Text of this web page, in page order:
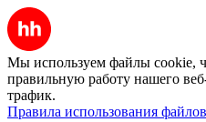
Мы используем файлы cookie,
правильную работу нашего
трафик.
Правила использования